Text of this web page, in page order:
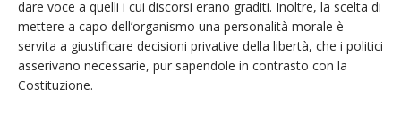
dare voce a quelli i cui discorsi erano graditi. Inoltre, la scelta di
mettere a capo dell’organismo una personalità morale è
servita a giustificare decisioni privative della libertà, che i politici
asserivano necessarie, pur sapendole in contrasto con la
Costituzione.